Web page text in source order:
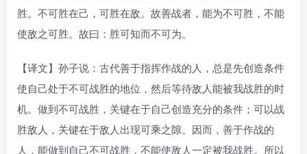
胜。不可胜在己，可胜在敌。故善战者，能为不可胜，不能
使敌之可胜。故曰：胜可知而不可为。
【译文】孙子说：古代善于指挥作战的人，总是先创造条件
使自己处于不可战胜的地位，然后等待敌人能被我战胜的时
机。做到不可战胜，关键在于自己创造充分的条件；可以战
胜敌人，关键在于敌人出现可乘之隙。因而，善于作战的
人，能做到自己不可战胜，不能使敌人一定被我战胜。所以